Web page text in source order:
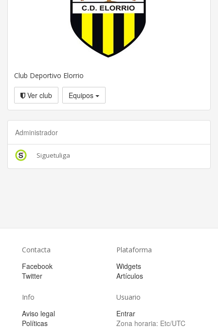
Club Deportivo Elorrio
Ver club Equipos
Administrador
Siguetuliga
Contacta
Facebook
Twitter
Plataforma
Widgets
Artículos
Info
Aviso legal
Políticas
Usuario
Entrar
Zona horaria: Etc/UTC